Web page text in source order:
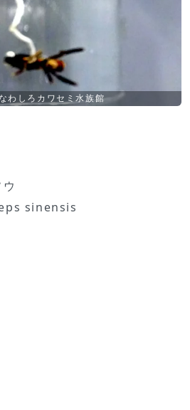
わしろカワセミ水族館
sinensis